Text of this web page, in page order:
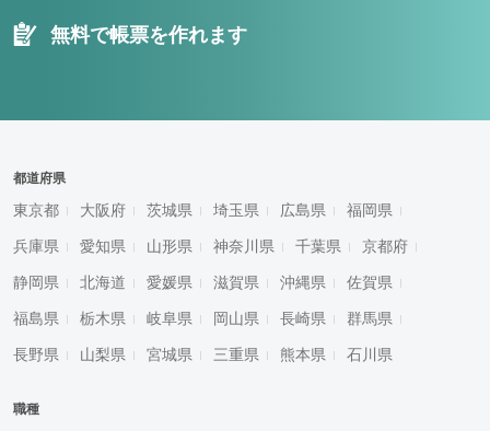
無料で帳票を作れます
都道府県
東京都 大阪府 茨城県 埼玉県 広島県 福岡県
兵庫県 愛知県 山形県 神奈川県 千葉県 京都府
静岡県 北海道 愛媛県 滋賀県 沖縄県 佐賀県
福島県 栃木県 岐阜県 岡山県 長崎県 群馬県
長野県 山梨県 宮城県 三重県 熊本県 石川県
職種